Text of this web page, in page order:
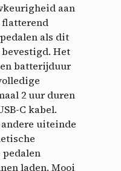
aan
flatterend
als dit
Het
batterijduur
2 uur duren
C kabel.
uiteinde
pedalen
laden. Mooi